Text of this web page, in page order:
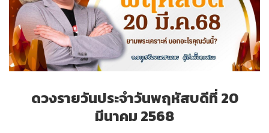
ดวงรายวันประจำวันพฤหัสบดีที่ 20
มีนาคม 2568